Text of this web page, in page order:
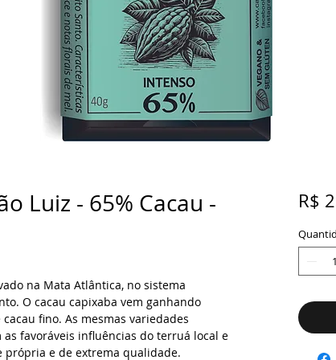
Luiz - 65% Cacau -
na Mata Atlântica, no sistema
O cacau capixaba vem ganhando
fino. As mesmas variedades
favoráveis influências do terruá local e
e de extrema qualidade.
R$